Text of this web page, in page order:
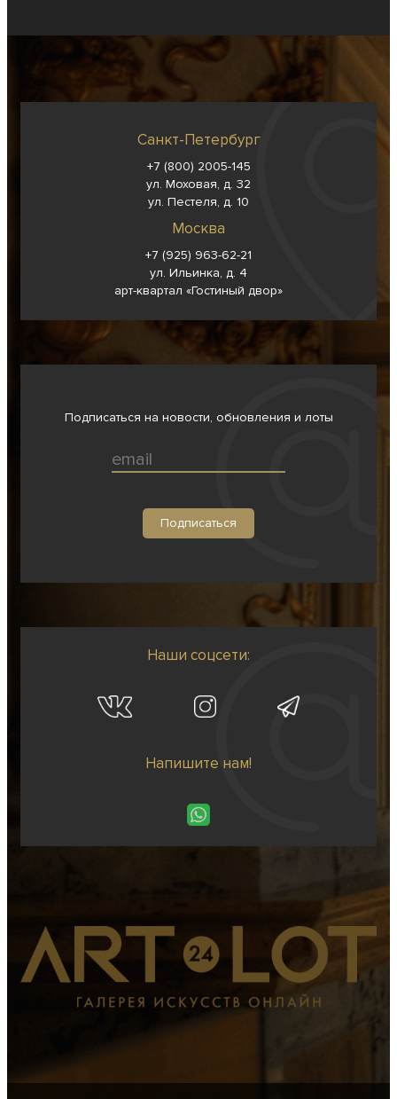
Санкт-Петербург
+7 (800) 2005-145
ул. Моховая, д. 32
ул. Пестеля, д. 10
Москва
+7 (925) 963-62-21
ул. Ильинка, д. 4
арт-квартал «Гостиный двор»
Подписаться на новости, обновления и лоты
Наши соцсети:
Напишите нам!